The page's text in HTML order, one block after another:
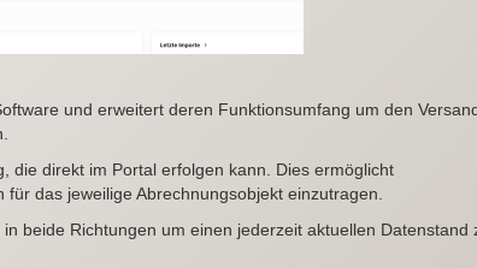
und erweitert deren Funktionsumfang um den
die direkt im Portal erfolgen kann. Dies ermöglicht
das jeweilige Abrechnungsobjekt einzutragen.
beide Richtungen um einen jederzeit aktuellen Datenstand